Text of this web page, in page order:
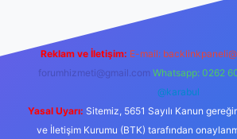
Reklam ve İletişim: E-mail:
forumhizmeti@gmail.com Whatsapp: 0262
@karabul
Yasal Uyarı: Sitemiz, 5651 Sayılı Kanun
ve İletişim Kurumu (BTK) tarafından